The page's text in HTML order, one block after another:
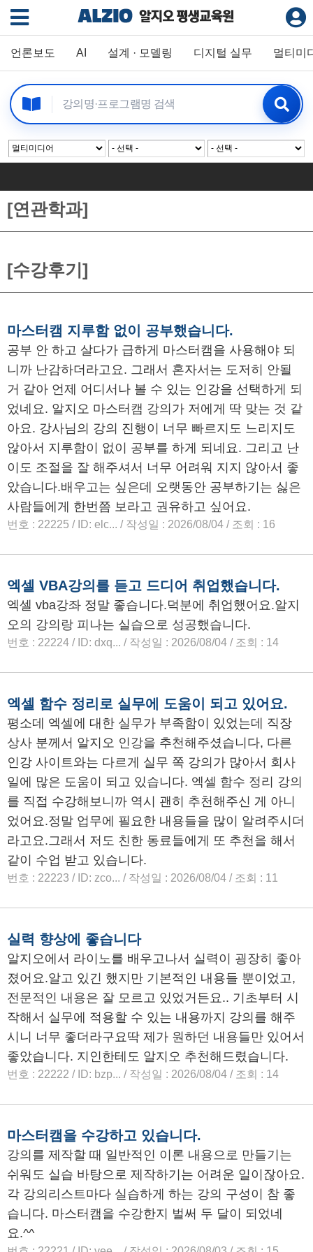
언론보도 AI 설계 · 모델링 디지털 실무 멀티미
[연관학과]
[수강후기]